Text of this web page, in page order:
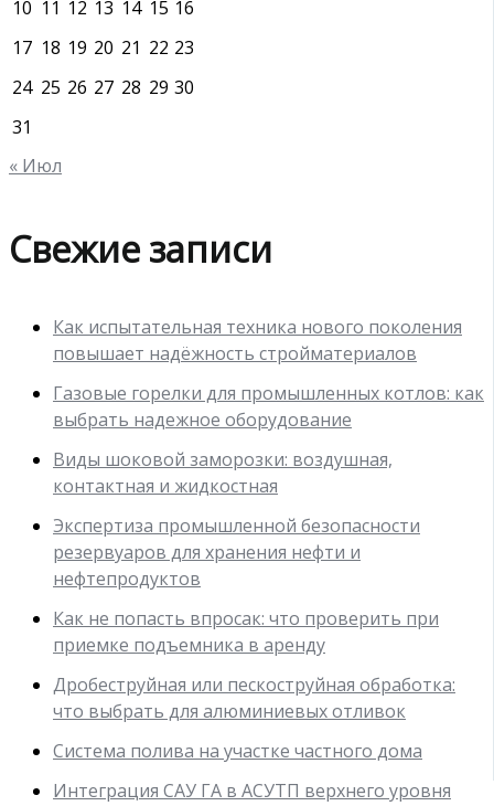
10 11 12 13 14 15 16
17 18 19 20 21 22 23
24 25 26 27 28 29 30
31
« Июл
Свежие записи
Как испытательная техника нового поколения
повышает надёжность стройматериалов
Газовые горелки для промышленных котлов: как
выбрать надежное оборудование
Виды шоковой заморозки: воздушная,
контактная и жидкостная
Экспертиза промышленной безопасности
резервуаров для хранения нефти и
нефтепродуктов
Как не попасть впросак: что проверить при
приемке подъемника в аренду
Дробеструйная или пескоструйная обработка:
что выбрать для алюминиевых отливок
Система полива на участке частного дома
Интеграция САУ ГА в АСУТП верхнего уровня